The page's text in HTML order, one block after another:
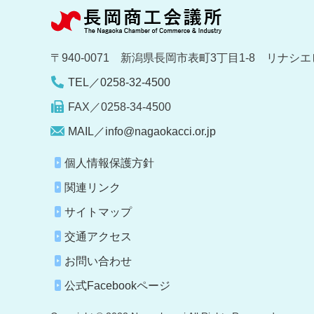
〒940-0071 新潟県長岡市表町3丁目1-8 リナシエ
TEL／0258-32-4500
FAX／0258-34-4500
MAIL／info@nagaokacci.or.jp
個人情報保護方針
関連リンク
サイトマップ
交通アクセス
お問い合わせ
公式Facebookページ